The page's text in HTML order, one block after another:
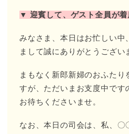
▼ 迎賓して、ゲスト全員が
みなさま、本日はお忙しい中
まして誠にありがとうござい
まもなく新郎新婦のおふたり
すが、ただいまお支度中です
お待ちくださいませ。
なお、本日の司会は、私、〇